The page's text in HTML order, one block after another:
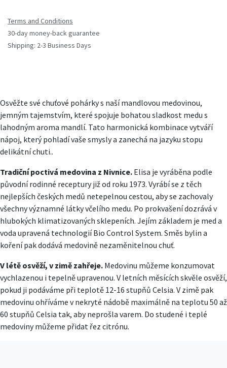
Terms and Conditions
30-day money-back guarantee
Shipping: 2-3 Business Days
Osvěžte své chuťové pohárky s naší mandlovou medovinou,
jemným tajemstvím, které spojuje bohatou sladkost medu s
lahodným aroma mandlí. Tato harmonická kombinace vytváří
nápoj, který pohladí vaše smysly a zanechá na jazyku stopu
delikátní chuti..
Tradiční poctivá medovina z Nivnice. Elisa je vyráběna podle
původní rodinné receptury již od roku 1973. Vyrábí se z těch
nejlepších českých medů netepelnou cestou, aby se zachovaly
všechny významné látky včelího medu. Po prokvašení dozrává v
hlubokých klimatizovaných sklepeních. Jejím základem je med a
voda upravená technologií Bio Control System. Směs bylin a
koření pak dodává medovině nezaměnitelnou chuť.
V létě osvěží, v zimě zahřeje. Medovinu můžeme konzumovat
vychlazenou i tepelně upravenou. V letních měsících skvěle osvěží,
pokud ji podáváme při teplotě 12-16 stupňů Celsia. V zimě pak
medovinu ohříváme v nekryté nádobě maximálně na teplotu 50 až
60 stupňů Celsia tak, aby neprošla varem. Do studené i teplé
medoviny můžeme přidat řez citrónu.